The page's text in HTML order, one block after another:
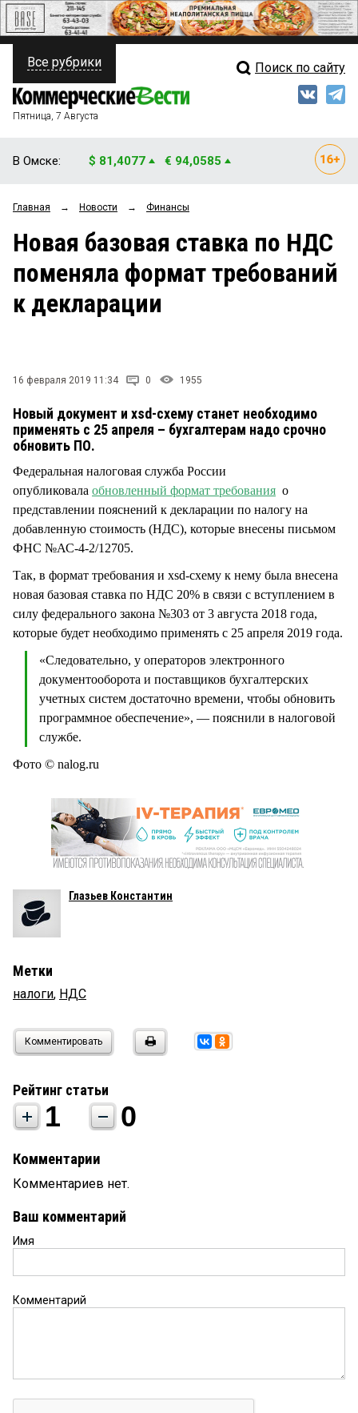
ПОЛИТИКА
ФИНАНСЫ
ОБЩЕСТВО
ЗАКОН
НОВОСТИ КОМПАНИЙ
Свежий выпуск
Рейтинги
Блоги
Все рубрики Поиск по сайту
Пятница, 7 Августа
В Омске: $ 81,4077 € 94,0585
Главная → Новости → Финансы
Новая базовая ставка по НДС
поменяла формат требований
к декларации
16 февраля 2019 11:34 0 1955
Новый документ и xsd-схему станет необходимо
применять с 25 апреля – бухгалтерам надо срочно
обновить ПО.
Федеральная налоговая служба России
опубликовала обновленный формат требования о
представлении пояснений к декларации по налогу на
добавленную стоимость (НДС), которые внесены письмом
ФНС №АС-4-2/12705.
Так, в формат требования и xsd-схему к нему была внесена
новая базовая ставка по НДС 20% в связи с вступлением в
силу федерального закона №303 от 3 августа 2018 года,
которые будет необходимо применять с 25 апреля 2019 года.
«Следовательно, у операторов электронного
документооборота и поставщиков бухгалтерских
учетных систем достаточно времени, чтобы обновить
программное обеспечение», — пояснили в налоговой
службе.
Фото © nalog.ru
Глазьев Константин
Метки
налоги, НДС
Комментировать
Рейтинг статьи
1 0
Комментарии
Комментариев нет.
Ваш комментарий
Имя
Комментарий